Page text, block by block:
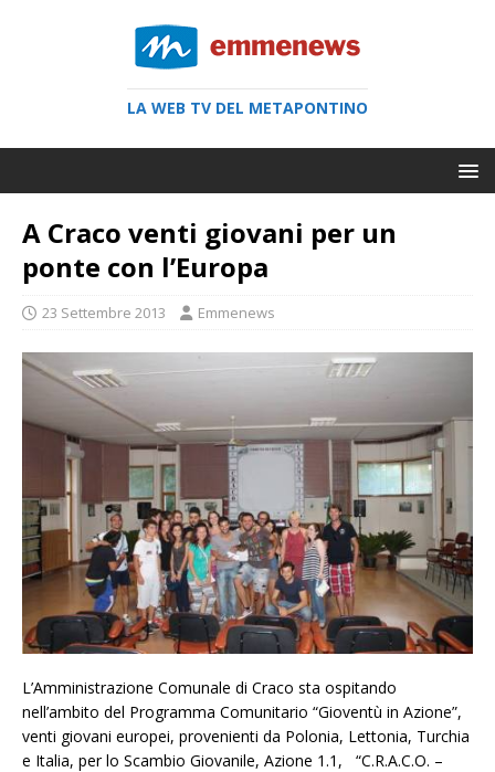
LA WEB TV DEL METAPONTINO
A Craco venti giovani per un
ponte con l’Europa
23 Settembre 2013 Emmenews
L’Amministrazione Comunale di Craco sta ospitando
nell’ambito del Programma Comunitario “Gioventù in Azione”,
venti giovani europei, provenienti da Polonia, Lettonia, Turchia
e Italia, per lo Scambio Giovanile, Azione 1.1, “C.R.A.C.O. –